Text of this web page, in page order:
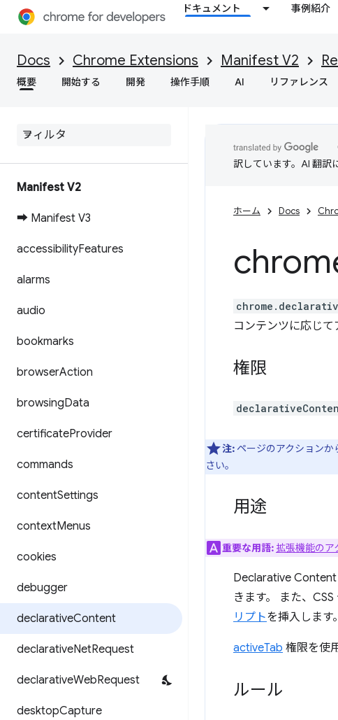
ドキュメント 事例紹介
Docs Chrome Extensions Manifest V2
概要 開始する 開発 操作手順 AI リファレンス
Manifest V2
➡ Manifest V3
accessibilityFeatures
alarms
audio
bookmarks
browserAction
browsingData
certificateProvider
commands
contentSettings
contextMenus
cookies
debugger
declarativeContent
declarativeNetRequest
declarativeWebRequest
desktopCapture
訳しています。AI 翻訳
ホーム Docs
コンテンツに応じて
権限
注: ページのアクションか
さい。
用途
重要な用語: 拡張機能のア
Declarative Content
きます。 また、
リプトを挿入します。
activeTab 権限を使
ルール